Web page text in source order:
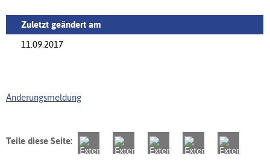
Zuletzt geändert am
11.09.2017
Änderungsmeldung
Teile diese Seite: